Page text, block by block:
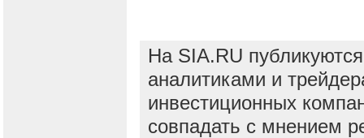
На SIA.RU
аналитиками и
инвестиционных
совпадать с мнением